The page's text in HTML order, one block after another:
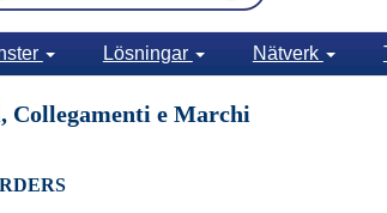
Lösningar Nätverk
Collegamenti e Marchi